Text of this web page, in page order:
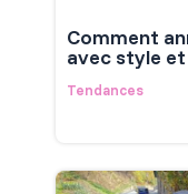
Comment
avec style
Tendances